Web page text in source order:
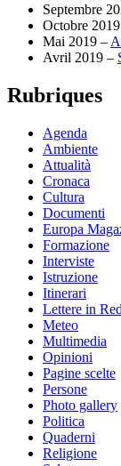
Septembre
Octobre
Mai 2019 –
Avril 2019 –
Rubriques
Agenda
Ambiente
Attualità
Cronaca
Cultura
Documenti
Europa
Formazione
Interviste
Istruzione
Itinerari
Lettere in
Meteo
Multimedia
Opinioni
Pagine scelte
Persone
Photo gallery
Politica
Quaderni
Religione